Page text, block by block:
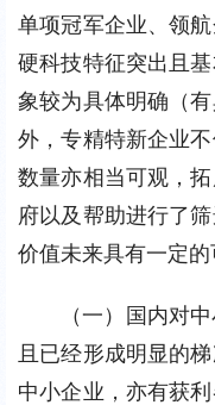
单项冠军企业、领
硬科技特征突出且
象较为具体明确（
外，专精特新企业
数量亦相当可观，
府以及帮助进行了
价值未来具有一定的
（一）国内对
且已经形成明显的
中小企业，亦有获